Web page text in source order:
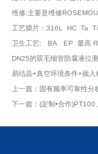
维修:主要是维修
工艺膜片：316L HC Ta
卫生工艺: BA EP 最高
DN25的双毛细管防腐液位
易结晶+真空环境条件+插
上一篇： 固有频率可靠性分
下一篇：(定制•合作